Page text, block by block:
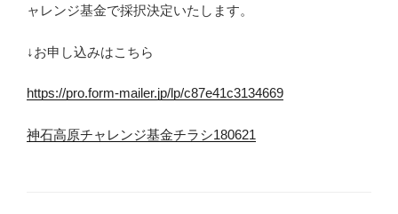
ャレンジ基金で採択決定いたします。
↓お申し込みはこちら
https://pro.form-mailer.jp/lp/c87e41c3134669
神石高原チャレンジ基金チラシ180621